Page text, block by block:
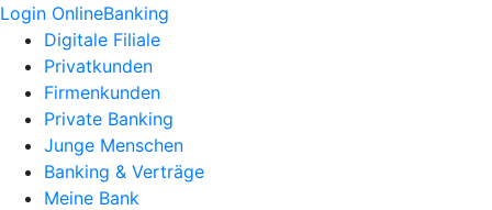
Login OnlineBanking
Digitale Filiale
Privatkunden
Firmenkunden
Private Banking
Junge Menschen
Banking & Verträge
Meine Bank